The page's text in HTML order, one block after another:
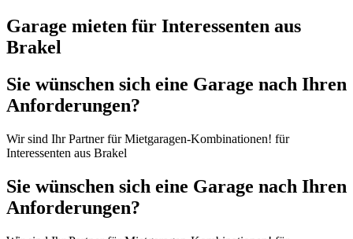
Garage mieten für Interessenten aus
Brakel
Sie wünschen sich eine Garage nach Ihren
Anforderungen?
Wir sind Ihr Partner für Mietgaragen-Kombinationen! für
Interessenten aus Brakel
Sie wünschen sich eine Garage nach Ihren
Anforderungen?